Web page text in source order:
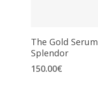
The Gold Serum
Splendor
150.00€